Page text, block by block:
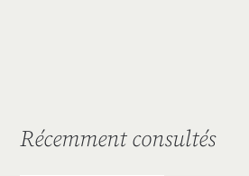
Récemment consultés